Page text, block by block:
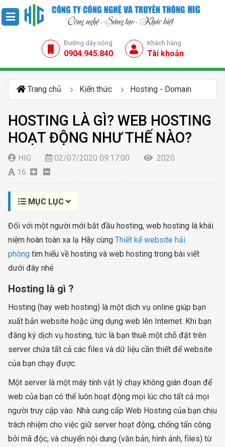
Đường dây nóng
0904.945.840
Khách hàng
Tài khoản
Trang chủ Kiến thức Hosting - Domain
HOSTING LÀ GÌ? WEB HOSTING
HOẠT ĐỘNG NHƯ THẾ NÀO?
HIG 02/07/2020 09:17:00
2020
16
MỤC LỤC
Đối với một người mới bắt đầu hosting, web hosting là khái
niệm hoàn toàn xa lạ Hãy cùng Thiết kế website hải
phòng tìm hiểu về hosting và web hosting trong bài viết
dưới đây nhé
Hosting là gì ?
Hosting (hay web hosting) là một dịch vụ online giúp bạn
xuất bản website hoặc ứng dụng web lên Internet. Khi bạn
đăng ký dịch vụ hosting, tức là bạn thuê một chỗ đặt trên
server chứa tất cả các files và dữ liệu cần thiết để website
của bạn chạy được.
Một server là một máy tính vật lý chạy không gián đoạn để
web của bạn có thể luôn hoạt động mọi lúc cho tất cả mọi
người truy cập vào. Nhà cung cấp Web Hosting của bạn chịu
trách nhiệm cho việc giữ server hoạt động, chống tấn công
bởi mã độc, và chuyển nội dung (văn bản, hình ảnh, files) từ